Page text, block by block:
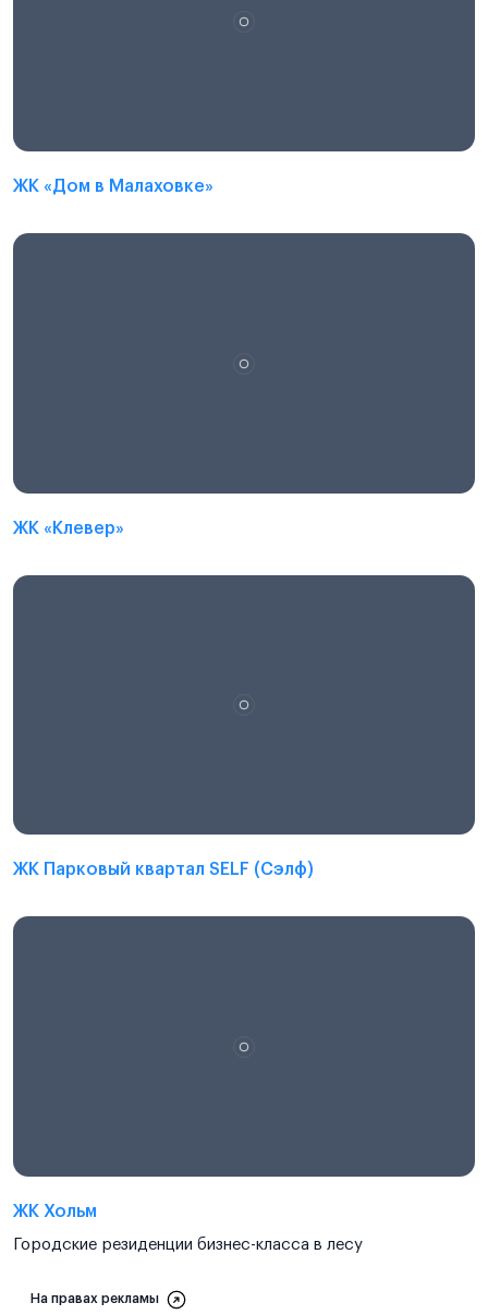
ЖК «Дом в Малаховке»
ЖК «Клевер»
ЖК Парковый квартал SELF (Сэлф)
ЖК Хольм
Городские резиденции бизнес-класса в лесу
На правах рекламы